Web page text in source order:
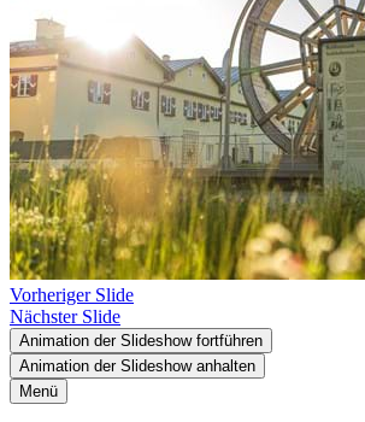
Vorheriger Slide
Nächster Slide
Animation der Slideshow fortführen
Animation der Slideshow anhalten
Menü